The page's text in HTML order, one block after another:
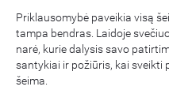
Priklausomybė paveikia visą
tampa bendras. Laidoje
narė, kurie dalysis savo
santykiai ir požiūris, kai sveikti
šeima.